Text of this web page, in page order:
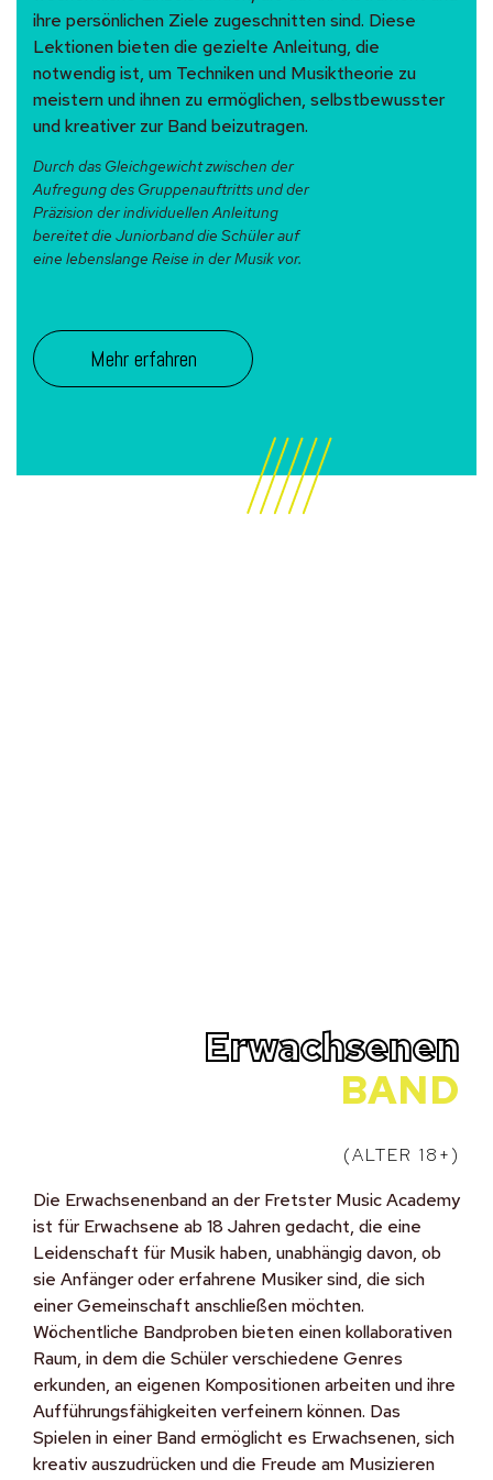
ihre persönlichen Ziele zugeschnitten sind. Diese
Lektionen bieten die gezielte Anleitung, die
notwendig ist, um Techniken und Musiktheorie zu
meistern und ihnen zu ermöglichen, selbstbewusster
und kreativer zur Band beizutragen.
Durch das Gleichgewicht zwischen der
Aufregung des Gruppenauftritts und der
Präzision der individuellen Anleitung
bereitet die Juniorband die Schüler auf
eine lebenslange Reise in der Musik vor.
Mehr erfahren
Erwachsenen
BAND
(ALTER 18+)
Die Erwachsenenband an der Fretster Music Academy
ist für Erwachsene ab 18 Jahren gedacht, die eine
Leidenschaft für Musik haben, unabhängig davon, ob
sie Anfänger oder erfahrene Musiker sind, die sich
einer Gemeinschaft anschließen möchten.
Wöchentliche Bandproben bieten einen kollaborativen
Raum, in dem die Schüler verschiedene Genres
erkunden, an eigenen Kompositionen arbeiten und ihre
Aufführungsfähigkeiten verfeinern können. Das
Spielen in einer Band ermöglicht es Erwachsenen, sich
kreativ auszudrücken und die Freude am Musizieren